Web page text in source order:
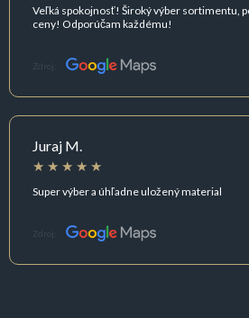
Veľká spokojnosť! Široký výber sortimentu,
ceny! Odporúčam každému!
Zdroj:
Juraj M.
Super výber a úhľadne uložený material
Zdroj: